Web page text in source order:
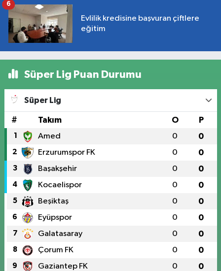
Evlilik kredisine başvuran çiftlere
eğitim
6
Süper Lig Puan Durumu
Süper Lig
# Takım O P
1 Amed 0 0
2 Erzurumspor FK 0 0
3 Başakşehir 0 0
4 Kocaelispor 0 0
5 Beşiktaş 0 0
6 Eyüpspor 0 0
7 Galatasaray 0 0
8 Çorum FK 0 0
9 Gaziantep FK 0 0